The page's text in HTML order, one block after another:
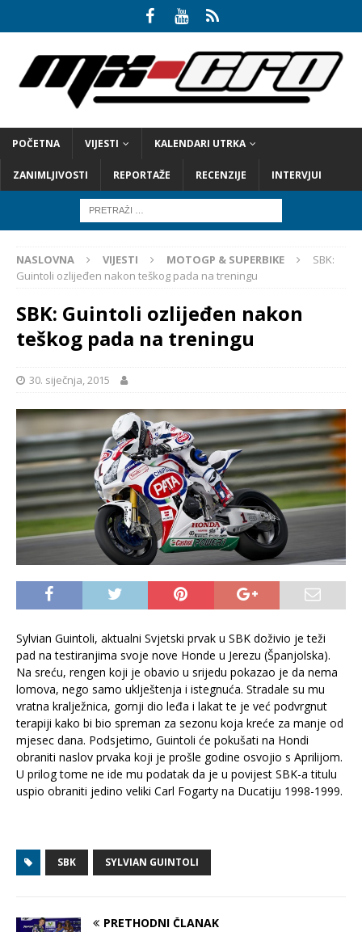
POČETNA VIJESTI KALENDARI UTRKA
ZANIMLJIVOSTI REPORTAŽE RECENZIJE INTERVJUI
NASLOVNA VIJESTI MOTOGP & SUPERBIKE
SBK:
Guintoli ozlijeđen nakon teškog pada na treningu
SBK: Guintoli ozlijeđen nakon
teškog pada na treningu
30. siječnja, 2015
Sylvian Guintoli, aktualni Svjetski prvak u SBK doživio je teži
pad na testiranjima svoje nove Honde u Jerezu (Španjolska).
Na sreću, rengen koji je obavio u srijedu pokazao je da nema
lomova, nego samo uklještenja i istegnuća. Stradale su mu
vratna kralježnica, gornji dio leđa i lakat te je već podvrgnut
terapiji kako bi bio spreman za sezonu koja kreće za manje od
mjesec dana. Podsjetimo, Guintoli će pokušati na Hondi
obraniti naslov prvaka koji je prošle godine osvojio s Aprilijom.
U prilog tome ne ide mu podatak da je u povijest SBK-a titulu
uspio obraniti jedino veliki Carl Fogarty na Ducatiju 1998-1999.
SBK SYLVIAN GUINTOLI
PRETHODNI ČLANAK